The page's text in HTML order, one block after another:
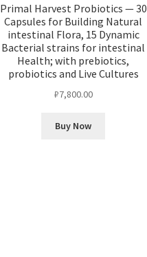
Primal Harvest Probiotics — 30
Capsules for Building Natural
intestinal Flora, 15 Dynamic
Bacterial strains for intestinal
Health; with prebiotics,
probiotics and Live Cultures
₽7,800.00
Buy Now